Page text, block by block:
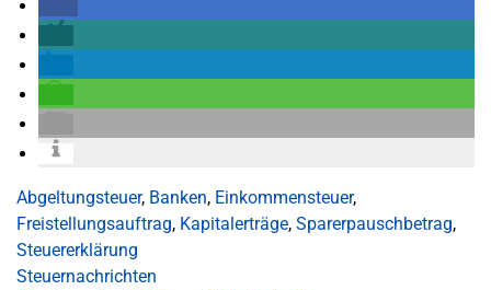
Abgeltungsteuer, Banken, Einkommensteuer,
Freistellungsauftrag, Kapitalerträge, Sparerpauschbetrag,
Steuererklärung
Steuernachrichten